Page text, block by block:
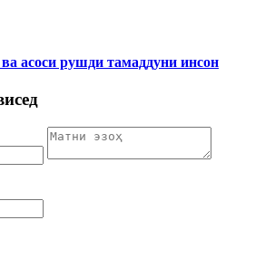
асоси рушди тамаддуни инсон